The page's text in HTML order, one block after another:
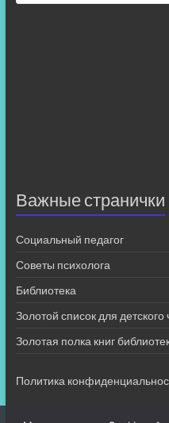
Важные странички
Социальный педагог
Советы психолога
Библиотека
Золотой список для детского
Золотая полка книг
Политика